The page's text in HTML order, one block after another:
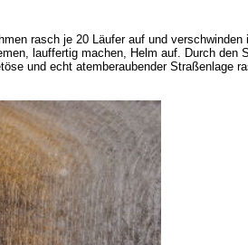
rasch je 20 Läufer auf und verschwinden
lauffertig machen, Helm auf. Durch den
und echt atemberaubender Straßenlage